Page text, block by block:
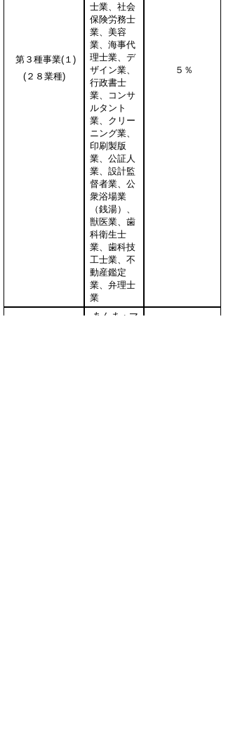
第３種事業(１)
(２８業種)
士業、社会
保険労務士
業、美容
業、海事代
理士業、デ
ザイン業、
行政書士
業、コンサ
ルタント
業、クリー
ニング業、
印刷製版
業、公証人
業、設計監
督者業、公
衆浴場業
（銭湯）、
獣医業、歯
科衛生士
業、歯科技
工士業、不
動産鑑定
業、弁理士
業
５％
あんま・マ